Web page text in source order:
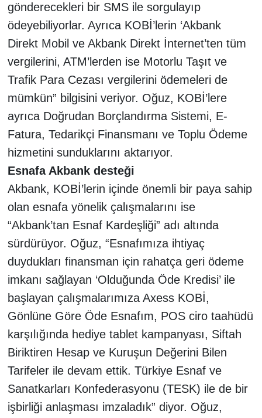
gönderecekleri bir SMS ile sorgulayıp
ödeyebiliyorlar. Ayrıca KOBİ’lerin ‘Akbank
Direkt Mobil ve Akbank Direkt İnternet’ten tüm
vergilerini, ATM’lerden ise Motorlu Taşıt ve
Trafik Para Cezası vergilerini ödemeleri de
mümkün” bilgisini veriyor. Oğuz, KOBİ’lere
ayrıca Doğrudan Borçlandırma Sistemi, E-
Fatura, Tedarikçi Finansmanı ve Toplu Ödeme
hizmetini sunduklarını aktarıyor.
Esnafa Akbank desteği
Akbank, KOBİ’lerin içinde önemli bir paya sahip
olan esnafa yönelik çalışmalarını ise
“Akbank’tan Esnaf Kardeşliği” adı altında
sürdürüyor. Oğuz, “Esnafımıza ihtiyaç
duydukları finansman için rahatça geri ödeme
imkanı sağlayan ‘Olduğunda Öde Kredisi’ ile
başlayan çalışmalarımıza Axess KOBİ,
Gönlüne Göre Öde Esnafım, POS ciro taahüdü
karşılığında hediye tablet kampanyası, Siftah
Biriktiren Hesap ve Kuruşun Değerini Bilen
Tarifeler ile devam ettik. Türkiye Esnaf ve
Sanatkarları Konfederasyonu (TESK) ile de bir
işbirliği anlaşması imzaladık” diyor. Oğuz,